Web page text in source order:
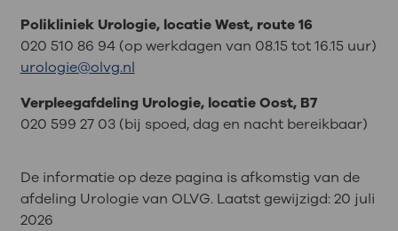
Polikliniek Urologie, locatie West, route 16
020 510 86 94 (op werkdagen van 08.15 tot 16.15 uur)
urologie@olvg.nl
Verpleegafdeling Urologie, locatie Oost, B7
020 599 27 03 (bij spoed, dag en nacht bereikbaar)
De informatie op deze pagina is afkomstig van de
afdeling Urologie van OLVG. Laatst gewijzigd:20 juli
2026